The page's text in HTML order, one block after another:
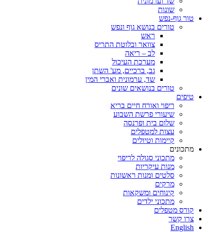
שונות
טור גוף-נפש
טורים בנושא גוף ונפש
ראש
צוואר ובלוטת התריס
לב – ריאה
מערכת העיכול
גב, ברכיים, מע' השתן
שד, ערמונית ואברי המין
טורים בנושאים שונים
טיפים
ריפוי ואורח חיים בריא
שיעורי פרשת השבוע
שלום בית ופרנסה
עצות למטפלים
קיימות וטיולים
מתכונים
מתכוני סגולה לריפוי
מנות עיקריות
סלטים ומנות ראשונות
מרקים
קינוחים ומשקאות
מתכוני ילדים
קורס מטפלים
צרו קשר
English